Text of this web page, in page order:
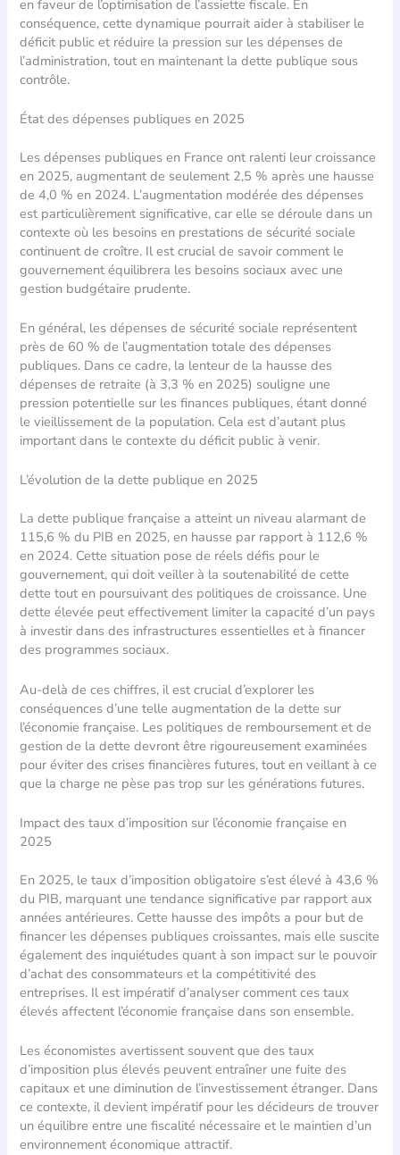
en faveur de l’optimisation de l’assiette fiscale. En
conséquence, cette dynamique pourrait aider à stabiliser le
déficit public et réduire la pression sur les dépenses de
l’administration, tout en maintenant la dette publique sous
contrôle.
État des dépenses publiques en 2025
Les dépenses publiques en France ont ralenti leur croissance
en 2025, augmentant de seulement 2,5 % après une hausse
de 4,0 % en 2024. L’augmentation modérée des dépenses
est particulièrement significative, car elle se déroule dans un
contexte où les besoins en prestations de sécurité sociale
continuent de croître. Il est crucial de savoir comment le
gouvernement équilibrera les besoins sociaux avec une
gestion budgétaire prudente.
En général, les dépenses de sécurité sociale représentent
près de 60 % de l’augmentation totale des dépenses
publiques. Dans ce cadre, la lenteur de la hausse des
dépenses de retraite (à 3,3 % en 2025) souligne une
pression potentielle sur les finances publiques, étant donné
le vieillissement de la population. Cela est d’autant plus
important dans le contexte du déficit public à venir.
L’évolution de la dette publique en 2025
La dette publique française a atteint un niveau alarmant de
115,6 % du PIB en 2025, en hausse par rapport à 112,6 %
en 2024. Cette situation pose de réels défis pour le
gouvernement, qui doit veiller à la soutenabilité de cette
dette tout en poursuivant des politiques de croissance. Une
dette élevée peut effectivement limiter la capacité d’un pays
à investir dans des infrastructures essentielles et à financer
des programmes sociaux.
Au-delà de ces chiffres, il est crucial d’explorer les
conséquences d’une telle augmentation de la dette sur
l’économie française. Les politiques de remboursement et de
gestion de la dette devront être rigoureusement examinées
pour éviter des crises financières futures, tout en veillant à ce
que la charge ne pèse pas trop sur les générations futures.
Impact des taux d’imposition sur l’économie française en
2025
En 2025, le taux d’imposition obligatoire s’est élevé à 43,6 %
du PIB, marquant une tendance significative par rapport aux
années antérieures. Cette hausse des impôts a pour but de
financer les dépenses publiques croissantes, mais elle suscite
également des inquiétudes quant à son impact sur le pouvoir
d’achat des consommateurs et la compétitivité des
entreprises. Il est impératif d’analyser comment ces taux
élevés affectent l’économie française dans son ensemble.
Les économistes avertissent souvent que des taux
d’imposition plus élevés peuvent entraîner une fuite des
capitaux et une diminution de l’investissement étranger. Dans
ce contexte, il devient impératif pour les décideurs de trouver
un équilibre entre une fiscalité nécessaire et le maintien d’un
environnement économique attractif.